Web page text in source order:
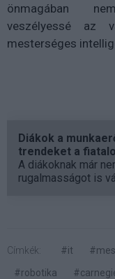
önmagában
veszélyessé az
mesterséges
Diákok a
trendeket a
A diákoknak már
rugalmasságot is
Címkék: #it
#robotika